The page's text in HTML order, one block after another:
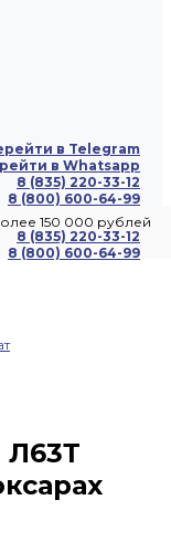
8 (835) 220-33-12
8 (800) 600-64-99
в Telegram
в Whatsapp
8 (835) 220-33-12
8 (800) 600-64-99
150 000 рублей
Л63Т